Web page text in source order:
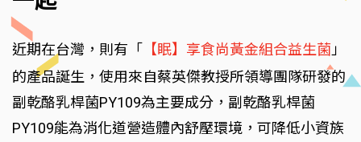
近期在台灣，則有「 【眠】享食尚黃金組合益生菌 」
的產品誕生，使用來自蔡英傑教授所領導團隊研發的
副乾酪乳桿菌PY109為主要成分，副乾酪乳桿菌
PY109能為消化道營造體內舒壓環境，可降低小資族